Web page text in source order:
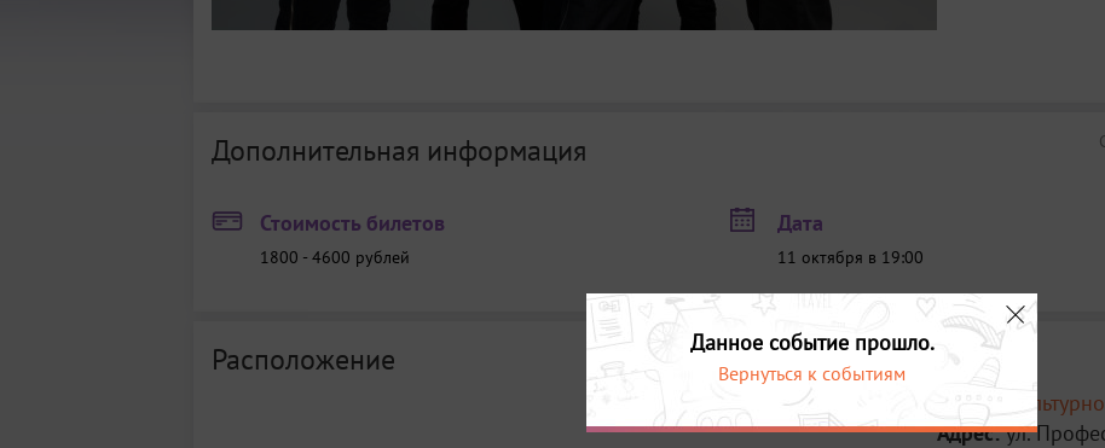
Дополнительная информация
Стоимость билетов
1800 - 4600 рублей
Дата
11 октября в 19:00
Расположение
Место:
Адрес:ул.
Данное событие прошло.
Вернуться к событиям